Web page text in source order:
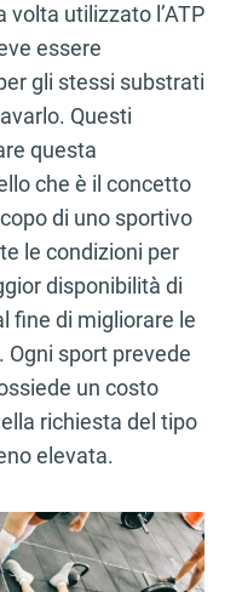
utilizzato l’ATP
essere
gli stessi substrati
Questi
questa
che è il concetto
di uno sportivo
le condizioni per
disponibilità di
fine di migliorare le
sport prevede
un costo
richiesta del tipo
elevata.